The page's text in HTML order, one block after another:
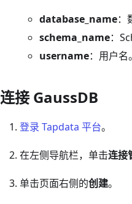
database_name：
schema_name：
username：用户名。
连接 GaussDB
登录 Tapdata 平台。
在左侧导航栏，单击连接
单击页面右侧的创建。